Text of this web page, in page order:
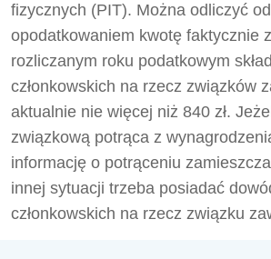
fizycznych (PIT). Można odliczyć
opodatkowaniem kwotę faktycznie
rozliczanym roku podatkowym
członkowskich na rzecz związków
aktualnie nie więcej niż 840 zł.
związkową potrąca z
informację o potrąceniu
innej sytuacji trzeba posiadać
członkowskich na rzecz związku